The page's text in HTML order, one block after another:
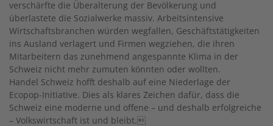
verschärfte die Überalterung der Bevölkerung und
überlastete die Sozialwerke massiv. Arbeitsintensive
Wirtschaftsbranchen würden wegfallen, Geschäftstätigkeiten
ins Ausland verlagert und Firmen wegziehen, die ihren
Mitarbeitern das zunehmend angespannte Klima in der
Schweiz nicht mehr zumuten könnten oder wollten.
Handel Schweiz hofft deshalb auf eine Niederlage der
Ecopop-Initiative. Dies als klares Zeichen dafür, dass die
Schweiz eine moderne und offene – und deshalb erfolgreiche
– Volkswirtschaft ist und bleibt.